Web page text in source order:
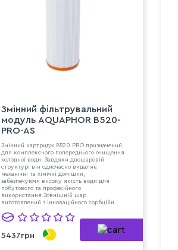
Змінний фільтрувальний
модуль AQUAPHOR B520-
PRO-AS
Змінний картридж B520 PRO призначений
для комплексного попереднього очищення
холодної води. Завдяки двошаровій
структурі він одночасно видаляє
механічні та хімічні домішки,
забезпечуючи високу якість води для
побутового та професійного
використання.Зовнішній шар
виготовлений з інноваційного сорбційн..
5437грн